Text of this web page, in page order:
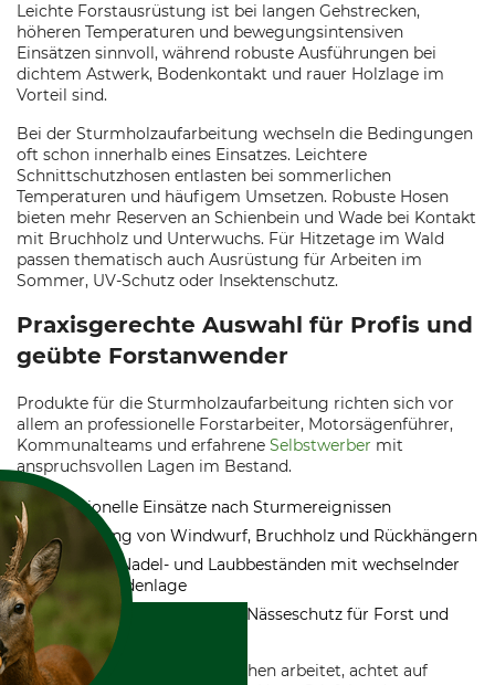
Leichte Forstausrüstung ist bei langen Gehstrecken,
höheren Temperaturen und bewegungsintensiven
Einsätzen sinnvoll, während robuste Ausführungen bei
dichtem Astwerk, Bodenkontakt und rauer Holzlage im
Vorteil sind.
Bei der Sturmholzaufarbeitung wechseln die Bedingungen
oft schon innerhalb eines Einsatzes. Leichtere
Schnittschutzhosen entlasten bei sommerlichen
Temperaturen und häufigem Umsetzen. Robuste Hosen
bieten mehr Reserven an Schienbein und Wade bei Kontakt
mit Bruchholz und Unterwuchs. Für Hitzetage im Wald
passen thematisch auch Ausrüstung für Arbeiten im
Sommer, UV-Schutz oder Insektenschutz.
Praxisgerechte Auswahl für Profis und
geübte Forstanwender
Produkte für die Sturmholzaufarbeitung richten sich vor
allem an professionelle Forstarbeiter, Motorsägenführer,
Kommunalteams und erfahrene Selbstwerber mit
anspruchsvollen Lagen im Bestand.
Professionelle Einsätze nach Sturmereignissen
Aufarbeitung von Windwurf, Bruchholz und Rückhängern
Arbeiten in Nadel- und Laubbeständen mit wechselnder
Hang- und Bodenlage
Saisonale Ergänzung durch Nässeschutz für Forst und
Jagd oder Heizbekleidung
Wer häufiger in Windwurfflächen arbeitet, achtet auf